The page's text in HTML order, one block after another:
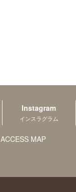
Instagram
インスラグラム
ACCESS MAP